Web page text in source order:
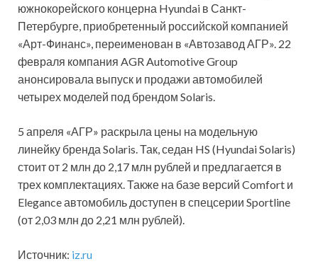
южнокорейского концерна Hyundai в Санкт-
Петербурге, приобретенный российской компанией
«Арт-Финанс», переименован в «Автозавод АГР». 22
февраля компания AGR Automotive Group
анонсировала выпуск и продажи автомобилей
четырех моделей под брендом Solaris.
5 апреля «АГР» раскрыла цены на модельную
линейку бренда Solaris. Так, седан HS (Hyundai Solaris)
стоит от 2 млн до 2,17 млн рублей и предлагается в
трех комплектациях. Также на базе версий Comfort и
Elegance автомобиль доступен в спецсерии Sportline
(от 2,03 млн до 2,21 млн рублей).
Источник: iz.ru